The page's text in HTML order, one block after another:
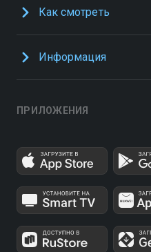
Как смотреть
Информация
ПРИЛОЖЕНИЯ